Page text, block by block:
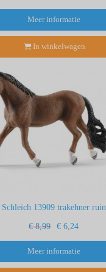
Meer informatie
In winkelwagen
Schleich 13909 trakehner ruin
€ 8,99 € 6,24
Meer informatie